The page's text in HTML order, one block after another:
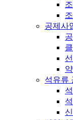
공제사
석유류